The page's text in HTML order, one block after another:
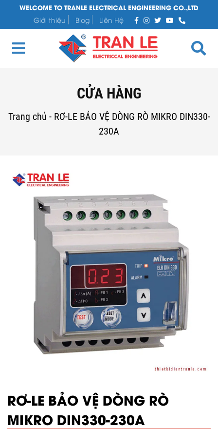
WELCOME TO TRANLE ELECTRICAL ENGINEERING CO.,LTD
Giới thiệu
Blog Liên Hệ
CỬA HÀNG
Trang chủ - RƠ-LE BẢO VỆ DÒNG RÒ MIKRO DIN330-
230A
RƠ-LE BẢO VỆ DÒNG RÒ
MIKRO DIN330-230A